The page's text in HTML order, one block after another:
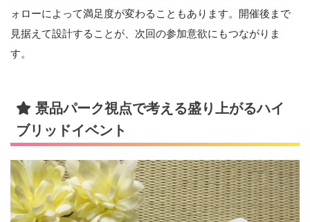
ォローによって満足度が変わることもあります。開催後まで
見据えて設計することが、次回の参加意欲にもつながりま
す。
景品パーク視点で考える盛り上がるハイ
ブリッドイベント